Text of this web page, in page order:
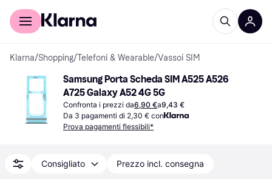
Per il tuo shopping
Klarna/Shopping/Telefoni & Wearable/Vassoi SIM
Samsung Porta Scheda SIM A525 A526
A725 Galaxy A52 4G 5G
Confronta i prezzi da6,90 €a9,43 €
Da 3 pagamenti di 2,30 € con
Prova pagamenti flessibili*
Consigliato Prezzo incl. consegna